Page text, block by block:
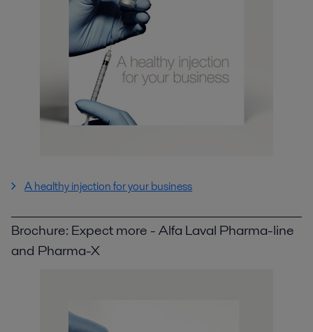
A healthy injection for your business
Brochure: Expect more - Alfa Laval Pharma-line
and Pharma-X